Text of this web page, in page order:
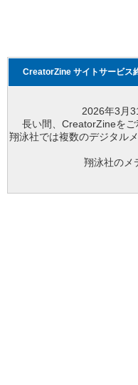
CreatorZine サイトサービス
2026年3月
長い間、CreatorZineをご
翔泳社では複数のデジタル
翔泳社のメ